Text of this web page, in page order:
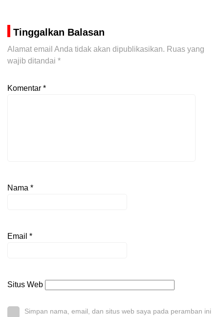
Tinggalkan Balasan
Alamat email Anda tidak akan dipublikasikan. Ruas yang
wajib ditandai *
Komentar *
Nama *
Email *
Situs Web
Simpan nama, email, dan situs web saya pada peramban ini